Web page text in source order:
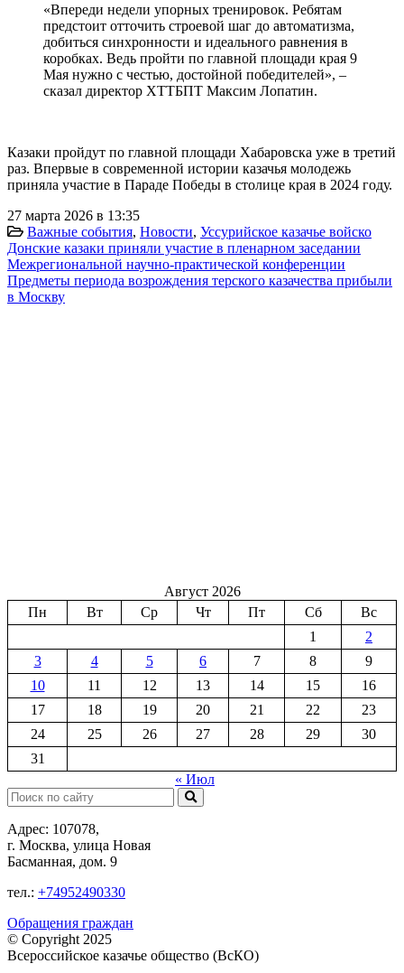
«Впереди недели упорных тренировок. Ребятам
предстоит отточить строевой шаг до автоматизма,
добиться синхронности и идеального равнения в
коробках. Ведь пройти по главной площади края 9
Мая нужно с честью, достойной победителей», –
сказал директор ХТТБПТ Максим Лопатин.
Казаки пройдут по главной площади Хабаровска уже в третий
раз. Впервые в современной истории казачья молодежь
приняла участие в Параде Победы в столице края в 2024 году.
27 марта 2026 в 13:35
Важные события, Новости, Уссурийское казачье войско
Донские казаки приняли участие в пленарном заседании
Межрегиональной научно-практической конференции
Предметы периода возрождения терского казачества прибыли
в Москву
Август 2026
Пн
Вт Ср Чт Пт Сб
Вс
1
2
3
4 5 6 7 8
9
10
11 12 13 14 15
16
17
18 19 20 21 22
23
24
25 26 27 28 29
30
31
« Июл
Поиск:
Адрес: 107078,
г. Москва, улица Новая
Басманная, дом. 9
тел.: +74952490330
Обращения граждан
© Copyright 2025
Всероссийское казачье общество (ВсКО)